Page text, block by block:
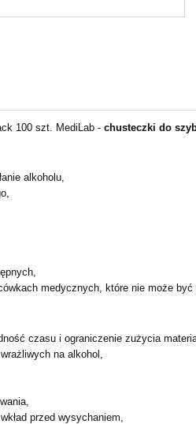
100 szt. MediLab - chusteczki do
alkoholu,
medycznych, które nie może
czasu i ograniczenie zużycia
na alkohol,
przed wysychaniem,